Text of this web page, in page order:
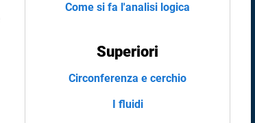
Come si fa l'analisi logica
Superiori
Circonferenza e cerchio
I fluidi